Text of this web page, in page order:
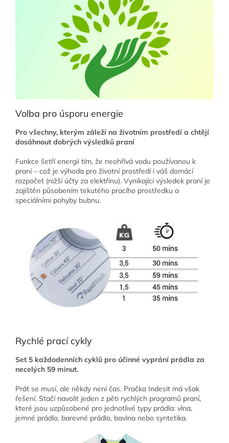
Volba pro úsporu energie
Pro všechny, kterým záleží na životním prostředí a chtějí
dosáhnout dobrých výsledků praní
Funkce šetří energii tím, že neohřívá vodu používanou k
praní – což je výhoda pro životní prostředí i váš domácí
rozpočet (nižší účty za elektřinu). Vynikající výsledek praní je
zajištěn působením tekutého pracího prostředku a
speciálními pohyby bubnu.
Rychlé prací cykly
Set 5 každodenních cyklů pro účinné vyprání prádla za
necelých 59 minut.
Prát se musí, ale někdy není čas. Pračka Indesit má však
řešení. Stačí navolit jeden z pěti rychlých programů praní,
které jsou uzpůsobené pro jednotlivé typy prádla: vlna,
jemné prádlo, barevné prádlo, bavlna nebo syntetika.